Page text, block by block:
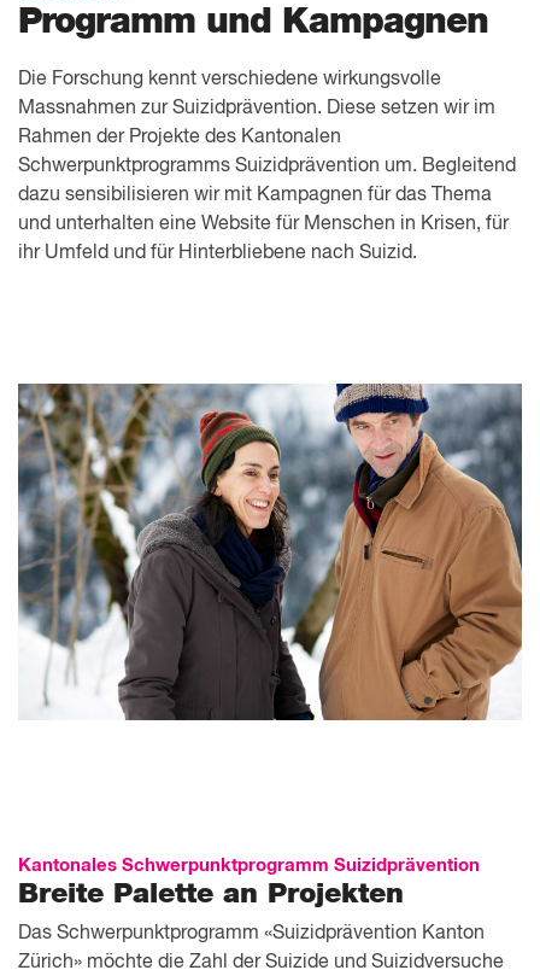
Programm und Kampagnen
Die Forschung kennt verschiedene wirkungsvolle
Massnahmen zur Suizidprävention. Diese setzen wir im
Rahmen der Projekte des Kantonalen
Schwerpunktprogramms Suizid­prävention um. Begleitend
dazu sensibilisieren wir mit Kampagnen für das Thema
und unterhalten eine Website für Menschen in Krisen, für
ihr Umfeld und für Hinterbliebene nach Suizid.
Kantonales Schwerpunktprogramm Suizidprävention
Breite Palette an Projekten
Das Schwerpunktprogramm «Suizidprävention Kanton
Zürich» möchte die Zahl der Suizide und Suizidversuche